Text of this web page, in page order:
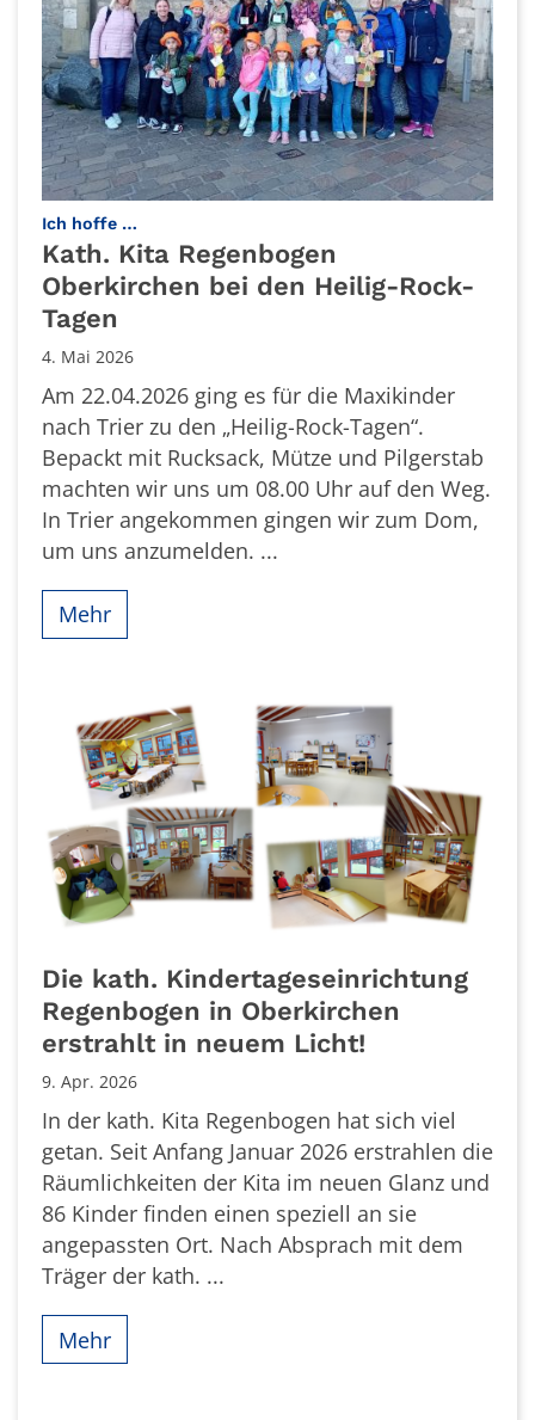
Ich hoffe …
Kath. Kita Regenbogen
Oberkirchen bei den Heilig-Rock-
Tagen
4. Mai 2026
Am 22.04.2026 ging es für die Maxikinder
nach Trier zu den „Heilig-Rock-Tagen“.
Bepackt mit Rucksack, Mütze und Pilgerstab
machten wir uns um 08.00 Uhr auf den Weg.
In Trier angekommen gingen wir zum Dom,
um uns anzumelden. ...
Mehr
Die kath. Kindertageseinrichtung
Regenbogen in Oberkirchen
erstrahlt in neuem Licht!
9. Apr. 2026
In der kath. Kita Regenbogen hat sich viel
getan. Seit Anfang Januar 2026 erstrahlen die
Räumlichkeiten der Kita im neuen Glanz und
86 Kinder finden einen speziell an sie
angepassten Ort. Nach Absprach mit dem
Träger der kath. ...
Mehr